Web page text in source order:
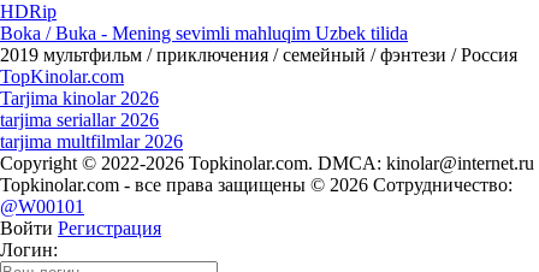
HDRip
Boka / Buka - Mening sevimli mahluqim Uzbek tilida
2019 мультфильм / приключения / семейный / фэнтези / Россия
TopKinolar.com
Tarjima kinolar 2026
tarjima seriallar 2026
tarjima multfilmlar 2026
Copyright © 2022-2026 Topkinolar.com. DMCA: kinolar@internet.ru
Topkinolar.com - все права защищены © 2026 Сотрудничество:
@W00101
Войти Регистрация
Логин: